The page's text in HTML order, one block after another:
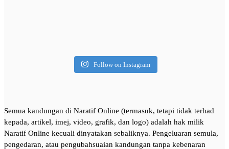
Follow on Instagram
Semua kandungan di Naratif Online (termasuk, tetapi tidak terhad
kepada, artikel, imej, video, grafik, dan logo) adalah hak milik
Naratif Online kecuali dinyatakan sebaliknya. Pengeluaran semula,
pengedaran, atau pengubahsuaian kandungan tanpa kebenaran